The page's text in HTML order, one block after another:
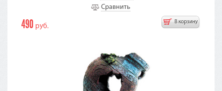
Сравнить
В корзину
490 руб.